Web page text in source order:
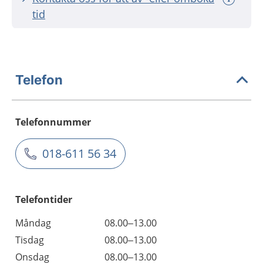
tid
Telefon
Telefonnummer
018-611 56 34
Telefontider
Måndag
08.00–13.00
Tisdag
08.00–13.00
Onsdag
08.00–13.00